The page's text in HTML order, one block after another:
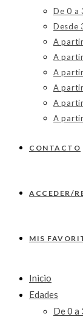
De 0 a
Desde
A
A
A
A
A
A
CONTACTO
ACCEDER/
MIS
Inicio
Edades
De 0 a